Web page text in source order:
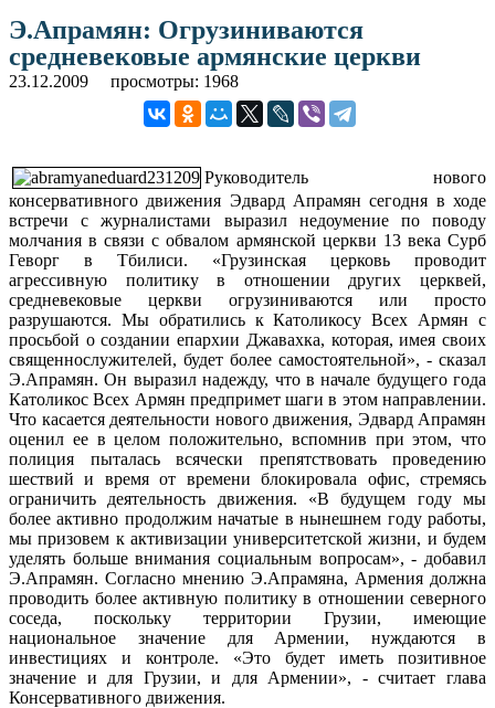
Э.Апрамян: Огрузиниваются
средневековые армянские церкви
23.12.2009 просмотры: 1968
Руководитель нового
консервативного движения Эдвард Апрамян сегодня в ходе
встречи с журналистами выразил недоумение по поводу
молчания в связи с обвалом армянской церкви 13 века Сурб
Геворг в Тбилиси. «Грузинская церковь проводит
агрессивную политику в отношении других церквей,
средневековые церкви огрузиниваются или просто
разрушаются. Мы обратились к Католикосу Всех Армян с
просьбой о создании епархии Джавахка, которая, имея своих
священнослужителей, будет более самостоятельной», - сказал
Э.Апрамян. Он выразил надежду, что в начале будущего года
Католикос Всех Армян предпримет шаги в этом направлении.
Что касается деятельности нового движения, Эдвард Апрамян
оценил ее в целом положительно, вспомнив при этом, что
полиция пыталась всячески препятствовать проведению
шествий и время от времени блокировала офис, стремясь
ограничить деятельность движения. «В будущем году мы
более активно продолжим начатые в нынешнем году работы,
мы призовем к активизации университетской жизни, и будем
уделять больше внимания социальным вопросам», - добавил
Э.Апрамян. Согласно мнению Э.Апрамяна, Армения должна
проводить более активную политику в отношении северного
соседа, поскольку территории Грузии, имеющие
национальное значение для Армении, нуждаются в
инвестициях и контроле. «Это будет иметь позитивное
значение и для Грузии, и для Армении», - считает глава
Консервативного движения.